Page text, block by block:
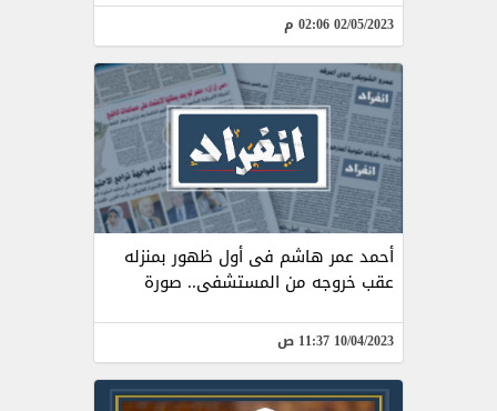
02/05/2023 02:06 م
أحمد عمر هاشم فى أول ظهور بمنزله
عقب خروجه من المستشفى.. صورة
10/04/2023 11:37 ص